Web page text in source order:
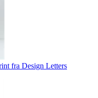
fra Design Letters